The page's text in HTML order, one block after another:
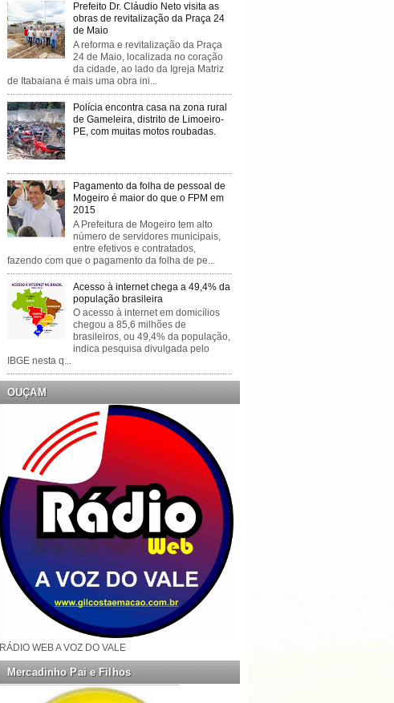
Prefeito Dr. Cláudio Neto visita as
obras de revitalização da Praça 24
de Maio
A reforma e revitalização da Praça
24 de Maio, localizada no coração
da cidade, ao lado da Igreja Matriz
de Itabaiana é mais uma obra ini...
Polícia encontra casa na zona rural
de Gameleira, distrito de Limoeiro-
PE, com muitas motos roubadas.
Pagamento da folha de pessoal de
Mogeiro é maior do que o FPM em
2015
A Prefeitura de Mogeiro tem alto
número de servidores municipais,
entre efetivos e contratados,
fazendo com que o pagamento da folha de pe...
Acesso à internet chega a 49,4% da
população brasileira
O acesso à internet em domicílios
chegou a 85,6 milhões de
brasileiros, ou 49,4% da população,
indica pesquisa divulgada pelo
IBGE nesta q...
OUÇAM
RÁDIO WEB A VOZ DO VALE
Mercadinho Pai e Filhos